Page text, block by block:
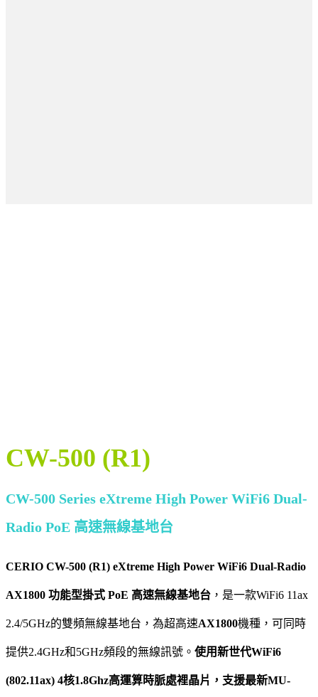
CW-500 (R1)
CW-500 Series eXtreme High Power WiFi6 Dual-
Radio PoE 高速無線基地台
CERIO CW-500 (R1) eXtreme High Power WiFi6 Dual-Radio
AX1800 功能型掛式 PoE 高速無線基地台 ，是一款WiFi6 11ax
2.4/5GHz的雙頻無線基地台，為超高速AX1800機種，可同時
提供2.4GHz和5GHz頻段的無線訊號。 使用新世代WiFi6
(802.11ax) 4核1.8Ghz高運算時脈處裡晶片，支援最新MU-